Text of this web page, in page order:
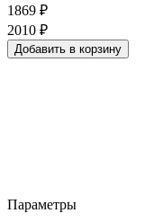
1869 ₽
2010 ₽
Добавить в корзину
Параметры